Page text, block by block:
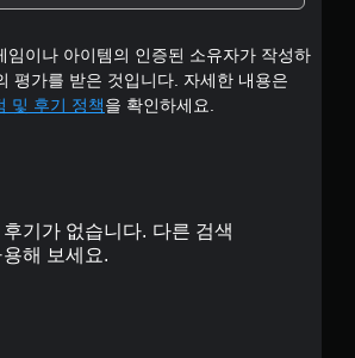
.
8
임이나 아이템의 인증된 소유자가 작성하
평가를 받은 것입니다. 자세한 내용은
및 후기 정책을 확인하세요.
기가 없습니다. 다른 검색
해 보세요.